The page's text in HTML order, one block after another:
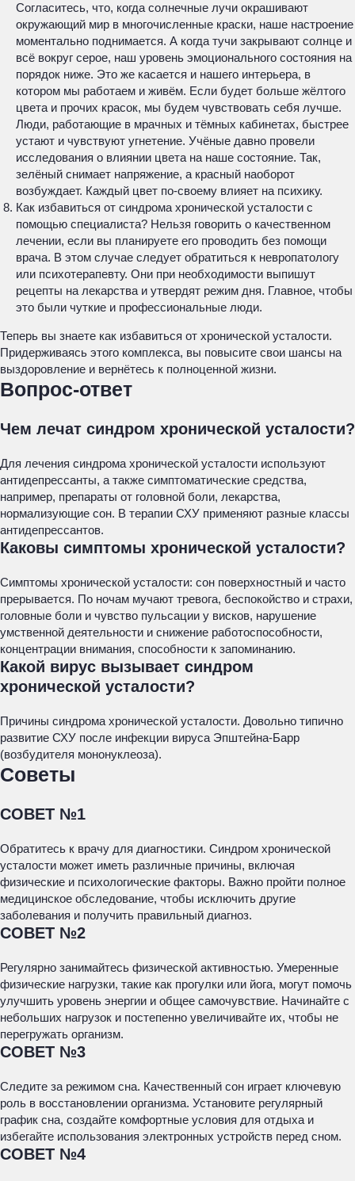
Согласитесь, что, когда солнечные лучи окрашивают
окружающий мир в многочисленные краски, наше настроение
моментально поднимается. А когда тучи закрывают солнце и
всё вокруг серое, наш уровень эмоционального состояния на
порядок ниже. Это же касается и нашего интерьера, в
котором мы работаем и живём. Если будет больше жёлтого
цвета и прочих красок, мы будем чувствовать себя лучше.
Люди, работающие в мрачных и тёмных кабинетах, быстрее
устают и чувствуют угнетение. Учёные давно провели
исследования о влиянии цвета на наше состояние. Так,
зелёный снимает напряжение, а красный наоборот
возбуждает. Каждый цвет по-своему влияет на психику.
Как избавиться от синдрома хронической усталости с
помощью специалиста? Нельзя говорить о качественном
лечении, если вы планируете его проводить без помощи
врача. В этом случае следует обратиться к невропатологу
или психотерапевту. Они при необходимости выпишут
рецепты на лекарства и утвердят режим дня. Главное, чтобы
это были чуткие и профессиональные люди.
Теперь вы знаете как избавиться от хронической усталости.
Придерживаясь этого комплекса, вы повысите свои шансы на
выздоровление и вернётесь к полноценной жизни.
Вопрос-ответ
Чем лечат синдром хронической усталости?
Для лечения синдрома хронической усталости используют
антидепрессанты, а также симптоматические средства,
например, препараты от головной боли, лекарства,
нормализующие сон. В терапии СХУ применяют разные классы
антидепрессантов.
Каковы симптомы хронической усталости?
Симптомы хронической усталости: сон поверхностный и часто
прерывается. По ночам мучают тревога, беспокойство и страхи,
головные боли и чувство пульсации у висков, нарушение
умственной деятельности и снижение работоспособности,
концентрации внимания, способности к запоминанию.
Какой вирус вызывает синдром
хронической усталости?
Причины синдрома хронической усталости. Довольно типично
развитие СХУ после инфекции вируса Эпштейна-Барр
(возбудителя мононуклеоза).
Советы
СОВЕТ №1
Обратитесь к врачу для диагностики. Синдром хронической
усталости может иметь различные причины, включая
физические и психологические факторы. Важно пройти полное
медицинское обследование, чтобы исключить другие
заболевания и получить правильный диагноз.
СОВЕТ №2
Регулярно занимайтесь физической активностью. Умеренные
физические нагрузки, такие как прогулки или йога, могут помочь
улучшить уровень энергии и общее самочувствие. Начинайте с
небольших нагрузок и постепенно увеличивайте их, чтобы не
перегружать организм.
СОВЕТ №3
Следите за режимом сна. Качественный сон играет ключевую
роль в восстановлении организма. Установите регулярный
график сна, создайте комфортные условия для отдыха и
избегайте использования электронных устройств перед сном.
СОВЕТ №4